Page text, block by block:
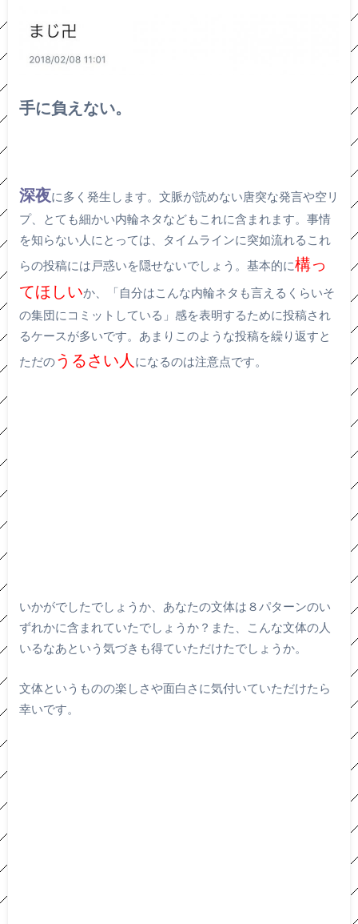
手に負えない。
深夜に多く発生します。文脈が読めない唐突な発言や空リ
プ、とても細かい内輪ネタなどもこれに含まれます。事情
を知らない人にとっては、タイムラインに突如流れるこれ
らの投稿には戸惑いを隠せないでしょう。基本的に構っ
てほしいか、「自分はこんな内輪ネタも言えるくらいそ
の集団にコミットしている」感を表明するために投稿され
るケースが多いです。あまりこのような投稿を繰り返すと
ただのうるさい人 になるのは注意点です。
いかがでしたでしょうか、あなたの文体は８パターンのい
ずれかに含まれていたでしょうか？また、こんな文体の人
いるなあという気づきも得ていただけたでしょうか。
文体というものの楽しさや面白さに気付いていただけたら
幸いです。